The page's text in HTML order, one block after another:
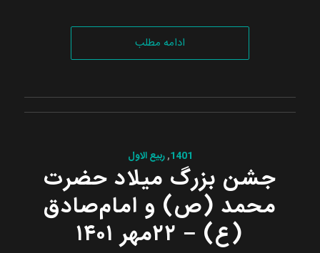
ادامه مطلب
1401
,ربیع الاول
جشن بزرگ میلاد حضرت
محمد (ص) و امام‌صادق
(ع) – ۲۲مهر ۱۴۰۱